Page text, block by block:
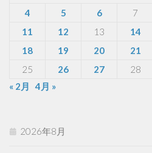
4
5 6 7
11
12 13 14
18
19 20 21
25
26 27 28
« 2月
4月 »
2026年8月